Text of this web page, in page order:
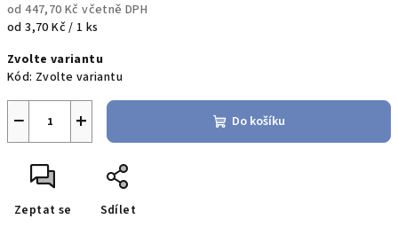
od447,70 Kč včetně DPH
Měrná
od 3,70 Kč / 1 ks
Zvolte variantu
Kód: Zvolte variantu
+
− Do košíku
Zeptat se Sdílet